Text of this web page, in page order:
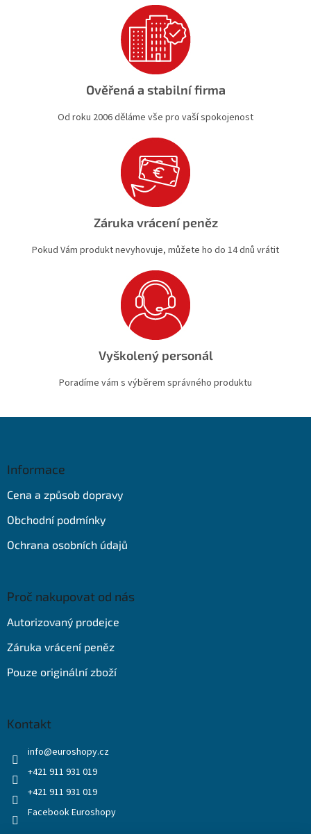
i
s
u
Ověřená a stabilní firma
Od roku 2006 děláme vše pro vaší spokojenost
Záruka vrácení peněz
Pokud Vám produkt nevyhovuje, můžete ho do 14 dnů vrátit
Vyškolený personál
Poradíme vám s výběrem správného produktu
Informace
Cena a způsob dopravy
Obchodní podmínky
Ochrana osobních údajů
Proč nakupovat od nás
Autorizovaný prodejce
Záruka vrácení peněz
Pouze originální zboží
Kontakt
info@euroshopy.cz
+421 911 931 019
+421 911 931 019
Facebook Euroshopy